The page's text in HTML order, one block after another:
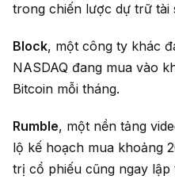
trong chiến lược dự trữ tài
Block, một công ty khác
NASDAQ đang mua vào
Bitcoin mỗi tháng.
Rumble, một nền tảng
lộ kế hoạch mua khoảng
trị cổ phiếu cũng ngay